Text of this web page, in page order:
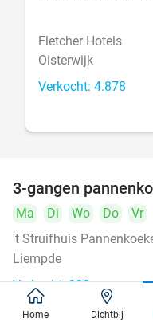
Fletcher Hotels
Oisterwijk
Verkocht: 4.878
3-gangen
Ma Di Wo Do
Vr
't Struifhuis
Liempde
Verkocht: 800
Home Dichtbij